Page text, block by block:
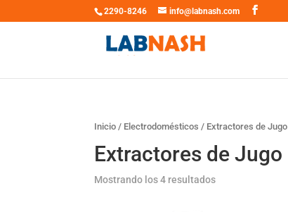
2290-8246 info@labnash.com
Inicio / Electrodomésticos / Extractores de Jugo
Extractores de Jugo
Mostrando los 4 resultados